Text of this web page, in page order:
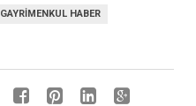
GAYRIMENKUL HABER